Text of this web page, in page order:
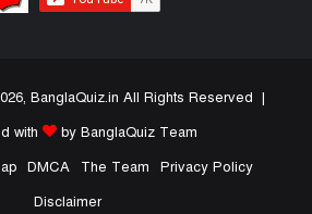
BanglaQuiz.in All Rights Reserved |
with
by BanglaQuiz Team
DMCA The Team
Privacy Policy
Disclaimer